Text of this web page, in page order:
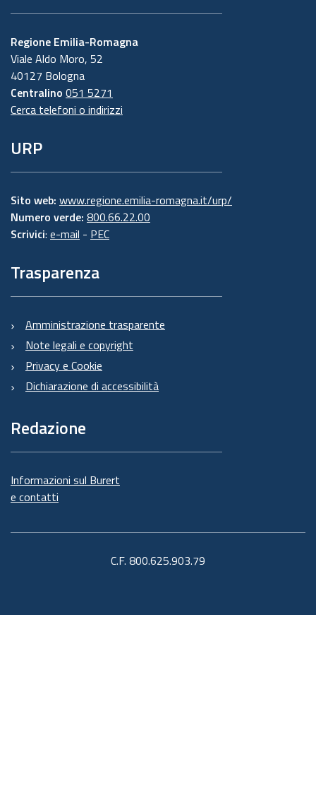
Regione Emilia-Romagna
Viale Aldo Moro, 52
40127 Bologna
Centralino 051 5271
Cerca telefoni o indirizzi
URP
Sito web: www.regione.emilia-romagna.it/urp/
Numero verde: 800.66.22.00
Scrivici: e-mail - PEC
Trasparenza
Amministrazione trasparente
Note legali e copyright
Privacy e Cookie
Dichiarazione di accessibilità
Redazione
Informazioni sul Burert
e contatti
C.F. 800.625.903.79